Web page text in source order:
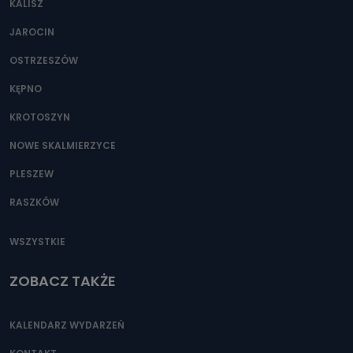
Można to zrobić pod numerem telefonu 62 735-51-05 lub
KALISZ
JAROCIN
OSTRZESZÓW
KĘPNO
KROTOSZYN
NOWE SKALMIERZYCE
PLESZEW
RASZKÓW
WSZYSTKIE
ZOBACZ TAKŻE
KALENDARZ WYDARZEŃ